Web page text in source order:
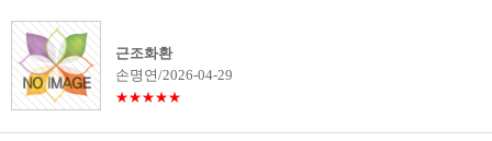
근조화환
손명연/2026-04-29
★★★★★